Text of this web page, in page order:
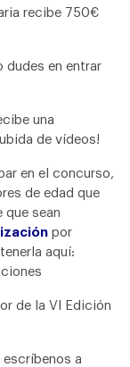
recibe 750€
dudes en entrar
una
de vídeos!
en el concurso,
de edad que
que sean
por
aquí:
de la VI Edición
escríbenos a